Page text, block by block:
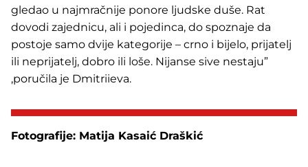
gledao u najmračnije ponore ljudske duše. Rat
dovodi zajednicu, ali i pojedinca, do spoznaje da
postoje samo dvije kategorije – crno i bijelo, prijatelj
ili neprijatelj, dobro ili loše. Nijanse sive nestaju”
,poručila je Dmitriieva.
Fotografije: Matija Kasaić Draškić